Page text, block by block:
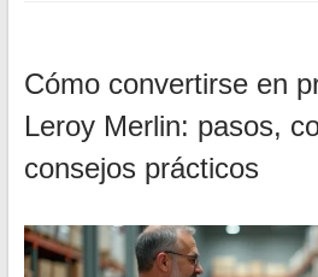
Cómo convertirse en
Leroy Merlin: pasos,
consejos prácticos